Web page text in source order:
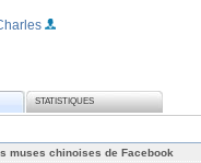
STATISTIQUES
muses chinoises de Facebook